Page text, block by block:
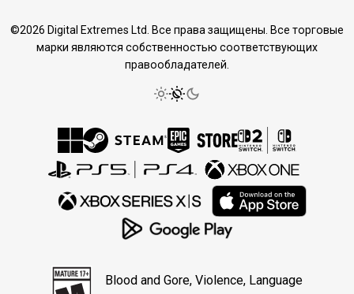
©2026 Digital Extremes Ltd. Все права защищены. Все торговые
марки являются собственностью соответствующих
правообладателей.
Blood and Gore, Violence, Language